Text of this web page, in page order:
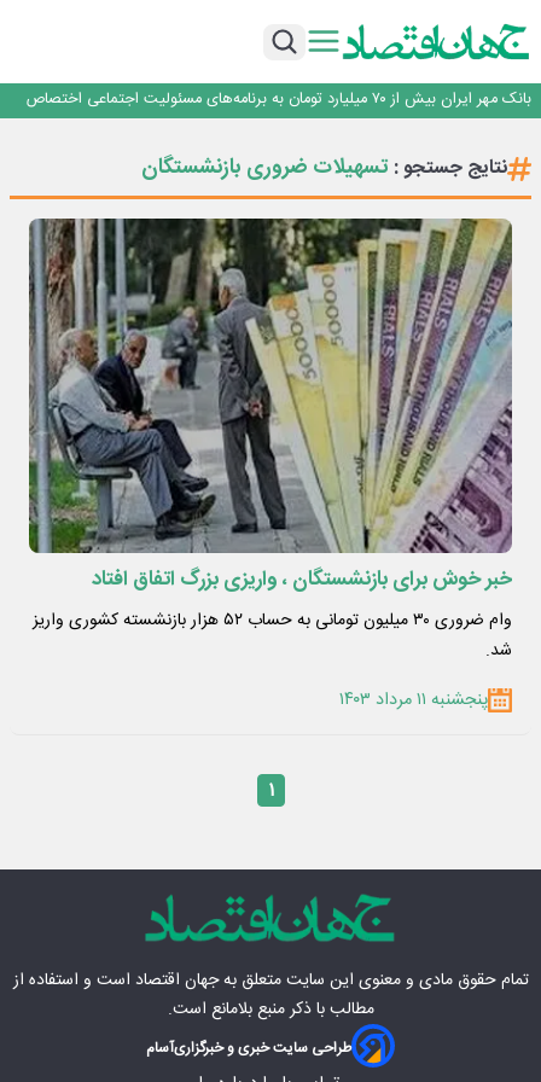
سرپرست اداره کل روابط عمومی بیمه مرکزی منصوب شد
مشتریان
بانک مهر ایران بیش از ۷۰ میلیارد تومان به برنامه‌های مسئولیت اجتماعی اختصاص
داد
پیام مدیرعامل بانک توسعه تعاون به مناسبت ۱۵ مرداد، سالروز تأسیس بانک
سرپرست اداره کل روابط عمومی بیمه مرکزی منصوب شد
مشتریان
بانک مهر ایران بیش از ۷۰ میلیارد تومان به برنامه‌های مسئولیت اجتماعی اختصاص
نتایج جستجو : تسهیلات ضروری بازنشستگان
خبر خوش برای بازنشستگان ، واریزی بزرگ اتفاق افتاد
وام ضروری ۳۰ میلیون تومانی به حساب ۵۲ هزار بازنشسته کشوری واریز
شد.
پنجشنبه ۱۱ مرداد ۱۴۰۳
۱
تمام حقوق مادی‌ و معنوی این سایت متعلق بهجهان اقتصاد است و استفاده از
مطالب با ذکر منبع بلامانع است.
طراحی سایت خبری و خبرگزاریآسام